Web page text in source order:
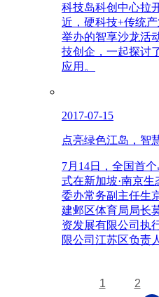
科技岛科创中心拉
近，硬科技+传统
举办的智享沙龙活
技创企，一起探讨
应用。
2017-07-15
点亮绿色江岛，智
7月14日，全国首
式在新加坡·南京
委办常务副主任生
建邺区体育局局长
资发展有限公司执
限公司江苏区负责
1 2